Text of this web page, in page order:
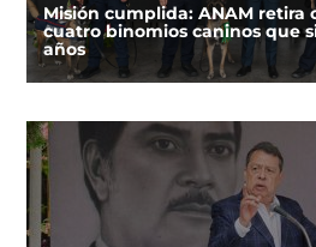
Misión cumplida: ANAM retira
cuatro binomios caninos que
años